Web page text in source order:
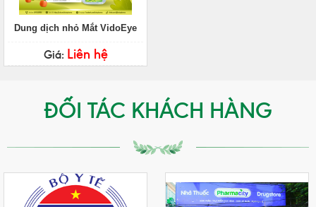
Dung dịch nhỏ Mắt VidoEye
Giá: Liên hệ
ĐỐI TÁC KHÁCH HÀNG